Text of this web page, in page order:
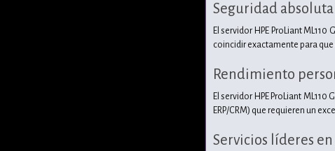
Seguridad
El servidor HPE ProLiant
coincidir exactamente para
Rendimiento
El servidor HPE ProLiant
ERP/CRM) que requieren un
Servicios líderes